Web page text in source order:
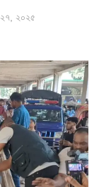
২৭, ২০২৫